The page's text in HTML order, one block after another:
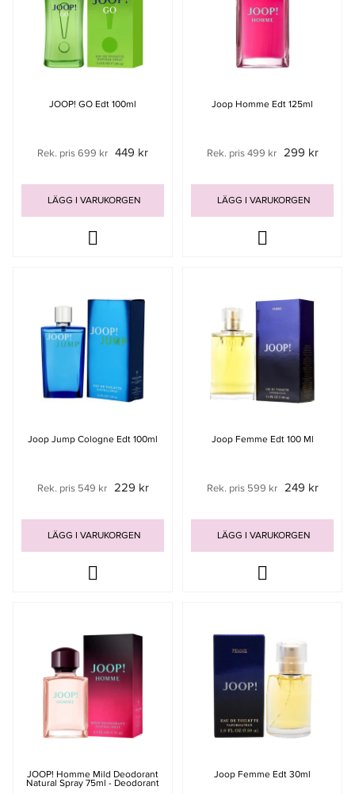
JOOP! GO Edt 100ml
Rek. pris 699 kr 449 kr
LÄGG I VARUKORGEN
Joop Homme Edt 125ml
Rek. pris 499 kr 299 kr
LÄGG I VARUKORGEN
Joop Jump Cologne Edt 100ml
Rek. pris 549 kr 229 kr
LÄGG I VARUKORGEN
Joop Femme Edt 100 Ml
Rek. pris 599 kr 249 kr
LÄGG I VARUKORGEN
JOOP! Homme Mild Deodorant
Natural Spray 75ml - Deodorant
Joop Femme Edt 30ml